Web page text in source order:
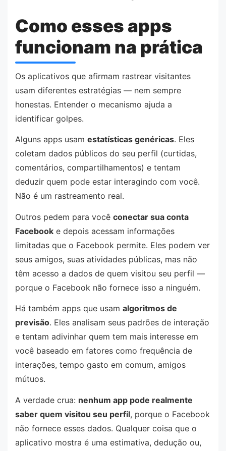
Como esses apps
funcionam na prática
Os aplicativos que afirmam rastrear visitantes
usam diferentes estratégias — nem sempre
honestas. Entender o mecanismo ajuda a
identificar golpes.
Alguns apps usam estatísticas genéricas. Eles
coletam dados públicos do seu perfil (curtidas,
comentários, compartilhamentos) e tentam
deduzir quem pode estar interagindo com você.
Não é um rastreamento real.
Outros pedem para você conectar sua conta
Facebook e depois acessam informações
limitadas que o Facebook permite. Eles podem ver
seus amigos, suas atividades públicas, mas não
têm acesso a dados de quem visitou seu perfil —
porque o Facebook não fornece isso a ninguém.
Há também apps que usam algoritmos de
previsão. Eles analisam seus padrões de interação
e tentam adivinhar quem tem mais interesse em
você baseado em fatores como frequência de
interações, tempo gasto em comum, amigos
mútuos.
A verdade crua: nenhum app pode realmente
saber quem visitou seu perfil, porque o Facebook
não fornece esses dados. Qualquer coisa que o
aplicativo mostra é uma estimativa, dedução ou,